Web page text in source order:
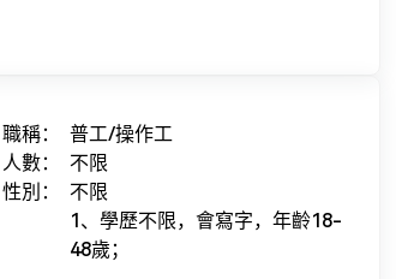
職稱：
普工/操作工
人數：
不限
性別：
不限
1、學歷不限，會寫字，年齡18-
48歲；